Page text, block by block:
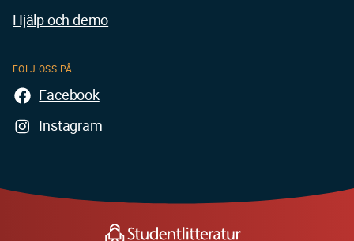
Hjälp och demo
FÖLJ OSS PÅ
Facebook
Instagram